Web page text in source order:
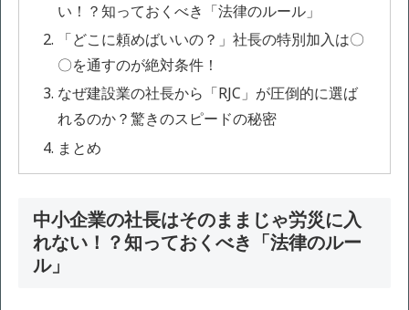
い！？知っておくべき「法律のルール」
「どこに頼めばいいの？」社長の特別加入は〇
〇を通すのが絶対条件！
なぜ建設業の社長から「RJC」が圧倒的に選ば
れるのか？驚きのスピードの秘密
まとめ
中小企業の社長はそのままじゃ労災に入
れない！？知っておくべき「法律のルー
ル」